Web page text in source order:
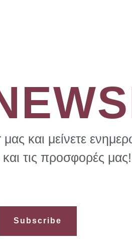
και μείνετε
τις προσφορές μας!
Subscribe